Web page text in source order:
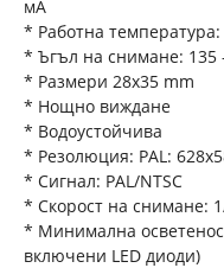
мA
* Работна
* Ъгъл на снимане: 135
* Размери 28x35 mm
* Нощно виждане
* Водоустойчива
* Резолюция: PAL:
* Сигнал: PAL/NTSC
* Скорост на снимане:
* Минимална
включени LED диоди)